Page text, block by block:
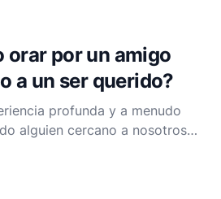
orar por un amigo
a un ser querido?
profunda y a menudo
alguien cercano a nosotros
adecuadamente. Como
creo que la